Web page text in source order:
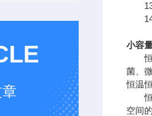
13.
14.
小容
恒温
菌、
恒温
恒温
空间